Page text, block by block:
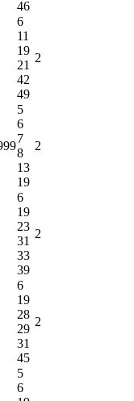
46
6
11
19
21
42
49
2
5
6
7
8
13
19
2
6
19
23
31
33
39
2
6
19
28
29
31
45
2
5
6